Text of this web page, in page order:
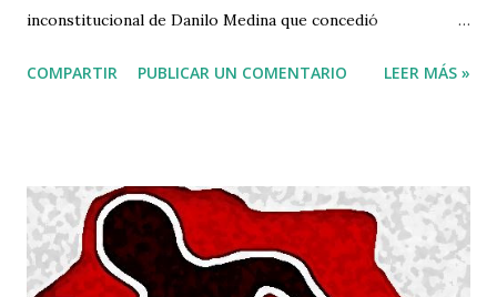
inconstitucional de Danilo Medina que concedió
COMPARTIR PUBLICAR UN COMENTARIO LEER MÁS »